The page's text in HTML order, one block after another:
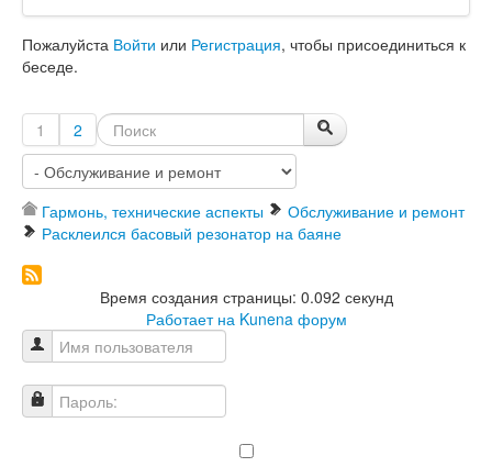
Пожалуйста Войти или Регистрация, чтобы присоединиться к
беседе.
1 2
Гармонь, технические аспекты
Обслуживание и ремонт
Расклеился басовый резонатор на баяне
Время создания страницы: 0.092 секунд
Работает на Kunena форум
Имя пользователя
Пароль: